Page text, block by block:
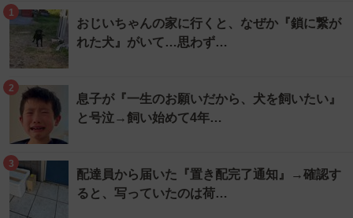
1
おじいちゃんの家に行くと、なぜか『鎖に繋が
れた犬』がいて…思わず…
2
息子が『一生のお願いだから、犬を飼いたい』
と号泣→飼い始めて4年…
3
配達員から届いた『置き配完了通知』→確認す
ると、写っていたのは荷…